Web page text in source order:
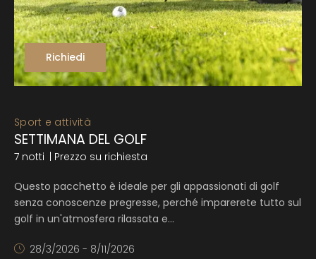
Richiedi
Sport e attività
SETTIMANA DEL GOLF
7 notti | Prezzo su richiesta
Questo pacchetto è ideale per gli appassionati di golf
senza conoscenze pregresse, perché imparerete tutto sul
golf in un'atmosfera rilassata e…
28/3/2026 - 8/11/2026